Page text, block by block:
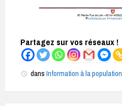
Partagez sur vos réseaux !
dans Information à la population